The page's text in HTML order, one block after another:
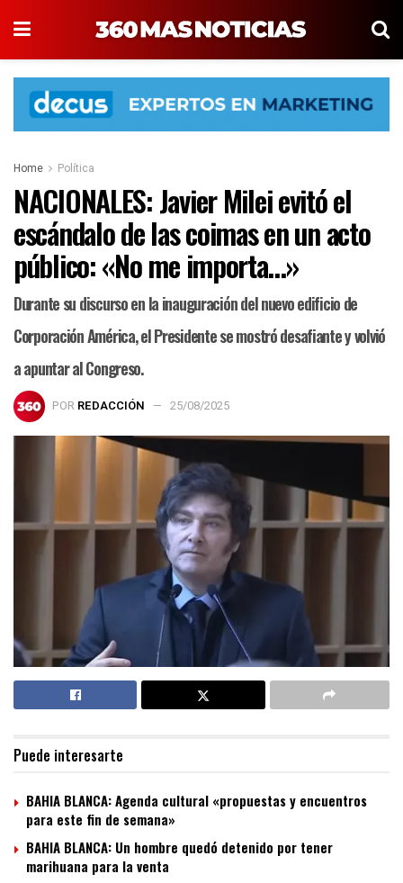
Home Política
NACIONALES: Javier Milei evitó el
escándalo de las coimas en un acto
público: «No me importa…»
Durante su discurso en la inauguración del nuevo edificio de
Corporación América, el Presidente se mostró desafiante y volvió
a apuntar al Congreso.
POR REDACCIÓN 25/08/2025
Puede interesarte
BAHIA BLANCA: Agenda cultural «propuestas y encuentros
para este fin de semana»
BAHIA BLANCA: Un hombre quedó detenido por tener
marihuana para la venta